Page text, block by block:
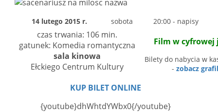
14 lutego 2015 r. sobota 20:00 - napisy
czas trwania: 106 min.
gatunek: Komedia romantyczna
sala kinowa
Ełckiego Centrum Kultury
Film w cyfrowej
Bilety do nabycia w
- zobacz
KUP BILET ONLINE
{youtube}dhWhtdYWbx0{/youtube}